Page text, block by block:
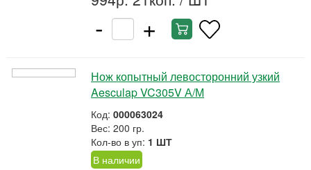
- +
Нож копытный левосторонний узкий
Aesculap VC305V А/М
Код: 000063024
Вес: 200 гр.
Кол-во в уп: 1 ШТ
В наличии